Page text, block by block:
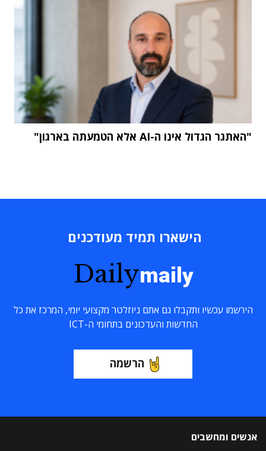
"האתגר הגדול אינו ה-AI אלא הטמעתה בארגון"
הישארו תמיד מעודכנים
Dailymaily
הירשמו עכשיו ותקבלו גם אתם ניוזלטר מקצועי יומי, המרכז את כל
החדשות והעדכונים בתחומי ה-ICT
הרשמה
אנשים ומחשבים